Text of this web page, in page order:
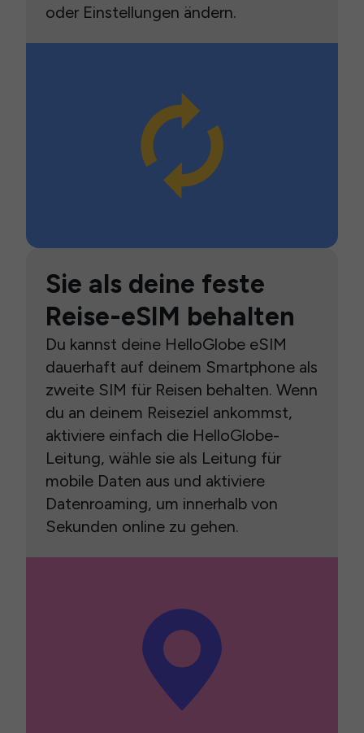
oder Einstellungen ändern.
Sie als deine feste
Reise-eSIM behalten
Du kannst deine HelloGlobe eSIM
dauerhaft auf deinem Smartphone als
zweite SIM für Reisen behalten. Wenn
du an deinem Reiseziel ankommst,
aktiviere einfach die HelloGlobe-
Leitung, wähle sie als Leitung für
mobile Daten aus und aktiviere
Datenroaming, um innerhalb von
Sekunden online zu gehen.